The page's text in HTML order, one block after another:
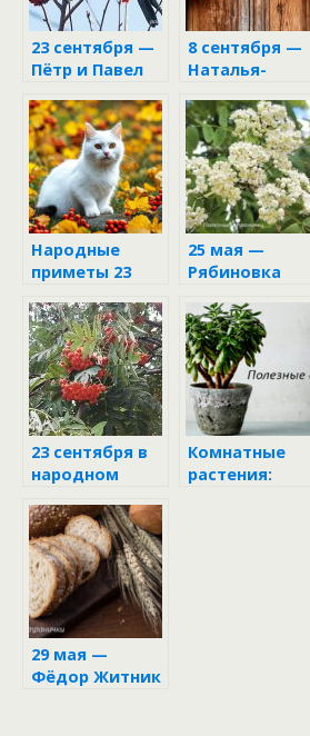
23 сентября —
Пётр и Павел
8 сентября —
Наталья-
день золотых
блинов и
рябиновых
оберегов
Народные
приметы 23
25 мая —
Рябиновка
23 сентября в
народном
Комнатные
растения:
29 мая —
Фёдор Житник